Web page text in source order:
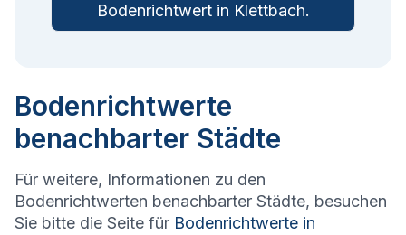
Bodenrichtwert in Klettbach.
Bodenrichtwerte
benachbarter Städte
Für weitere, Informationen zu den
Bodenrichtwerten benachbarter Städte, besuchen
Sie bitte die Seite für Bodenrichtwerte in